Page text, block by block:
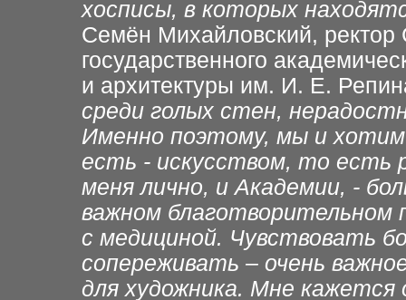
хосписы, в которых
Семён Михайловский, ректор
государственного
и архитектуры им. И. Е.
среди голых стен,
Именно поэтому, мы и
есть - искусством, то есть
меня лично, и Академии, -
важном благотворительном
с медициной. Чувствовать
сопереживать – очень
для художника. Мне